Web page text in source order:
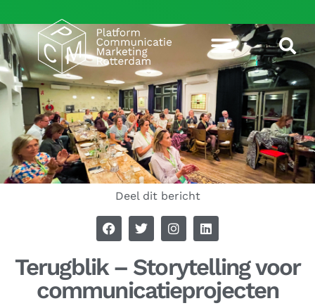
Deel dit bericht
Terugblik – Storytelling voor
communicatieprojecten